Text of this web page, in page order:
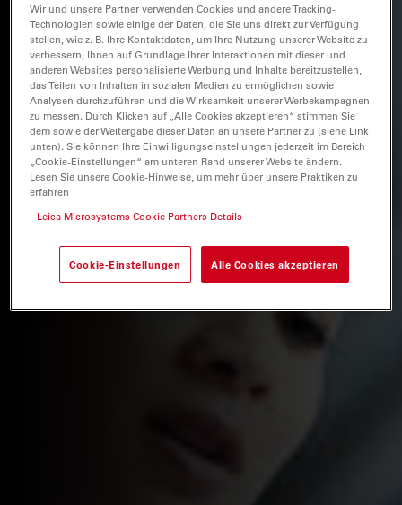
Wir und unsere Partner verwenden Cookies und andere Tracking-
Technologien sowie einige der Daten, die Sie uns direkt zur Verfügung
stellen, wie z. B. Ihre Kontaktdaten, um Ihre Nutzung unserer Website zu
verbessern, Ihnen auf Grundlage Ihrer Interaktionen mit dieser und
anderen Websites personalisierte Werbung und Inhalte bereitzustellen,
das Teilen von Inhalten in sozialen Medien zu ermöglichen sowie
Analysen durchzuführen und die Wirksamkeit unserer Werbekampagnen
zu messen. Durch Klicken auf „Alle Cookies akzeptieren“ stimmen Sie
dem sowie der Weitergabe dieser Daten an unsere Partner zu (siehe Link
unten). Sie können Ihre Einwilligungseinstellungen jederzeit im Bereich
„Cookie-Einstellungen“ am unteren Rand unserer Website ändern.
Lesen Sie unsere Cookie-Hinweise, um mehr über unsere Praktiken zu
erfahren
Leica Microsystems Cookie Partners Details
Cookie-Einstellungen Alle Cookies akzeptieren